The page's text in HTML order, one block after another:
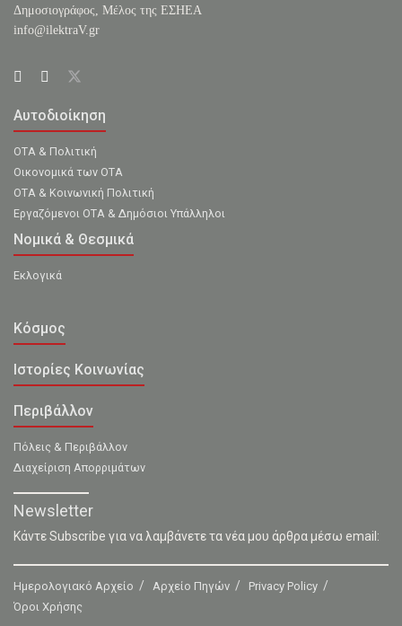
Δημοσιογράφος, Μέλος της ΕΣHΕΑ
info@ilektraV.gr
Αυτοδιοίκηση
ΟΤΑ & Πολιτική
Οικονομικά των ΟΤΑ
ΟΤΑ & Κοινωνική Πολιτική
Εργαζόμενοι ΟΤΑ & Δημόσιοι Υπάλληλοι
Νομικά & Θεσμικά
Εκλογικά
Κόσμος
Ιστορίες Κοινωνίας
Περιβάλλον
Πόλεις & Περιβάλλον
Διαχείριση Απορριμάτων
Newsletter
Κάντε Subscribe για να λαμβάνετε τα νέα μου άρθρα μέσω email:
Ημερολογιακό Αρχείο Αρχείο Πηγών
Privacy Policy
Όροι Χρήσης